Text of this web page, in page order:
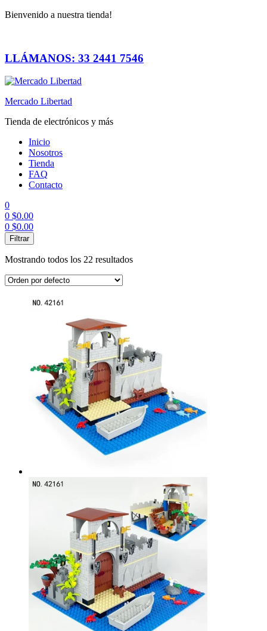
Bienvenido a nuestra tienda!
LLÁMANOS: 33 2441 7546
Mercado Libertad
Tienda de electrónicos y más
Inicio
Nosotros
Tienda
FAQ
Contacto
0
0 $0.00
0 $0.00
Menú
Filtrar
Mostrando todos los 22 resultados